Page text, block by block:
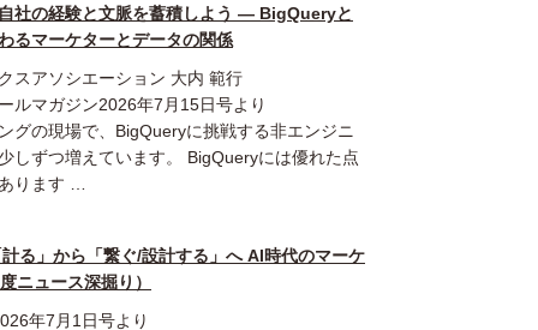
自社の経験と文脈を蓄積しよう ― BigQueryと
るマーケターとデータの関係
スアソシエーション 大内 範行
ルマガジン2026年7月15日号より
グの現場で、BigQueryに挑戦する非エンジニ
しずつ増えています。 BigQueryには優れた点
ります …
計る」から「繋ぐ/設計する」へ AI時代のマーケ
ニュース深掘り）
年7月1日号より